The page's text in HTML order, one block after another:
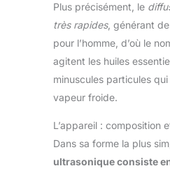
Plus précisément, le
très rapides, générant
pour l’homme, d’où le
agitent les huiles
minuscules particules
vapeur froide.
L’appareil : composition
Dans sa forme la plus
ultrasonique consiste